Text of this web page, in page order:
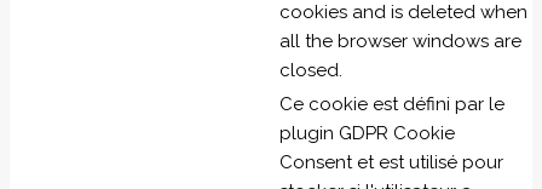
cookies and is deleted when
all the browser windows are
closed.
Ce cookie est défini par le
plugin GDPR Cookie
Consent et est utilisé pour